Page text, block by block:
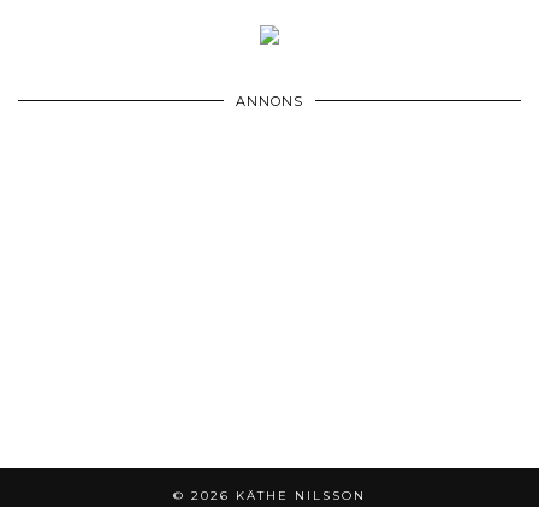
ANNONS
© 2026 KÄTHE NILSSON